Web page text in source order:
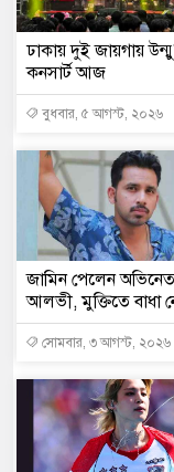
ঢাকায় দুই জায়গায়
কনসার্ট আজ
বুধবার, ৫ আগস্ট, ২০২৬
জামিন পেলেন
আলভী, মুক্তিতে বাধা
সোমবার, ৩ আগস্ট, ২০২৬